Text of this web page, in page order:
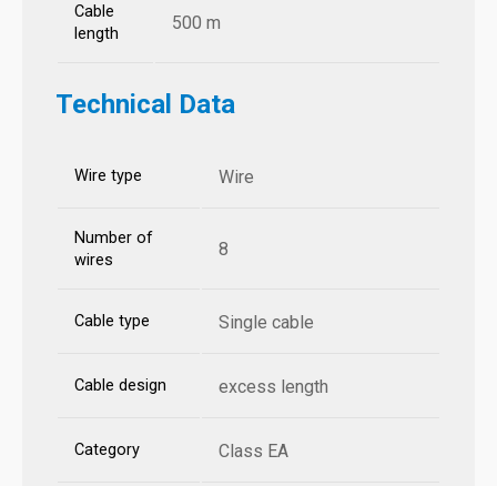
Cable
length
500 m
Technical Data
Wire type Wire
Number of
wires
8
Cable type Single cable
Cable design excess length
Category Class EA